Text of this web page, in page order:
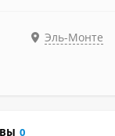
Эль-Монте
0